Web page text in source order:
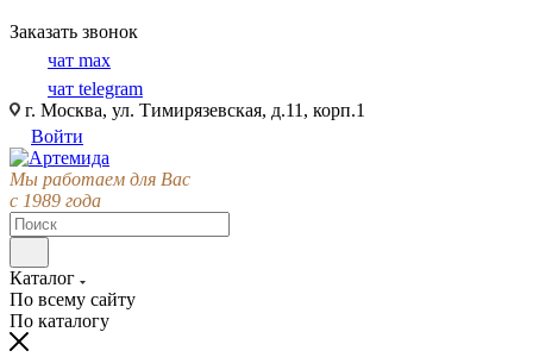
Заказать звонок
чат max
чат telegram
г. Москва, ул. Тимирязевская, д.11, корп.1
Войти
Мы работаем для Вас
с 1989 года
Каталог
По всему сайту
По каталогу